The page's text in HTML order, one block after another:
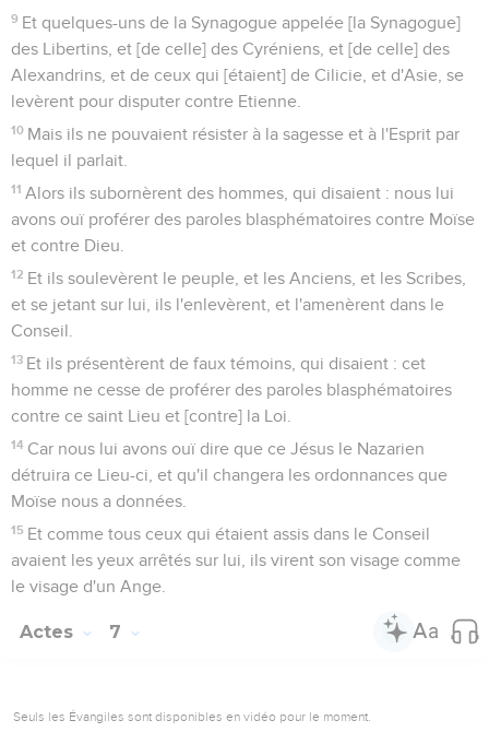
9 Et quelques-uns de la Synagogue appelée [la Synagogue]
des Libertins, et [de celle] des Cyréniens, et [de celle] des
Alexandrins, et de ceux qui [étaient] de Cilicie, et d'Asie, se
levèrent pour disputer contre Etienne.
10 Mais ils ne pouvaient résister à la sagesse et à l'Esprit par
lequel il parlait.
11 Alors ils subornèrent des hommes, qui disaient : nous lui
avons ouï proférer des paroles blasphématoires contre Moïse
et contre Dieu.
12 Et ils soulevèrent le peuple, et les Anciens, et les Scribes,
et se jetant sur lui, ils l'enlevèrent, et l'amenèrent dans le
Conseil.
13 Et ils présentèrent de faux témoins, qui disaient : cet
homme ne cesse de proférer des paroles blasphématoires
contre ce saint Lieu et [contre] la Loi.
14 Car nous lui avons ouï dire que ce Jésus le Nazarien
détruira ce Lieu-ci, et qu'il changera les ordonnances que
Moïse nous a données.
15 Et comme tous ceux qui étaient assis dans le Conseil
avaient les yeux arrêtés sur lui, ils virent son visage comme
le visage d'un Ange.
Actes 7
Seuls les Évangiles sont disponibles en vidéo pour le moment.